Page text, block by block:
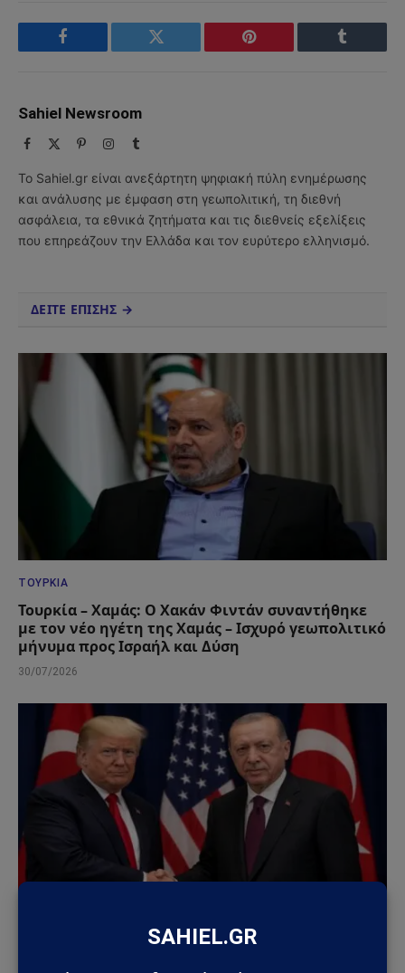
Facebook Twitter Pinterest Tumblr
Sahiel Newsroom
Facebook PinterestInstagram
Tumblr
Το Sahiel.gr είναι ανεξάρτητη ψηφιακή πύλη ενημέρωσης
και ανάλυσης με έμφαση στη γεωπολιτική, τη διεθνή
ασφάλεια, τα εθνικά ζητήματα και τις διεθνείς εξελίξεις
που επηρεάζουν την Ελλάδα και τον ευρύτερο ελληνισμό.
ΔΕΙΤΕ ΕΠΙΣΗΣ →
ΤΟΥΡΚΊΑ
Τουρκία – Χαμάς: Ο Χακάν Φιντάν συναντήθηκε
με τον νέο ηγέτη της Χαμάς – Ισχυρό γεωπολιτικό
μήνυμα προς Ισραήλ και Δύση
30/07/2026